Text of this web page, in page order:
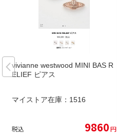
vivianne westwood MINI BAS R
ELIEF ピアス
マイストア在庫： 1516
税込 9860円